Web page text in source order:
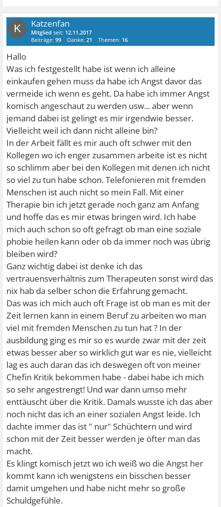
K Katzenfan
Mitglied seit: 12.11.2017
Beiträge:99 Danke:21 Themen: 16
Hallo
Was ich festgestellt habe ist wenn ich alleine
einkaufen gehen muss da habe ich Angst davor das
vermeide ich wenn es geht. Da habe ich immer Angst
komisch angeschaut zu werden usw... aber wenn
jemand dabei ist gelingt es mir irgendwie besser.
Vielleicht weil ich dann nicht alleine bin?
In der Arbeit fällt es mir auch oft schwer mit den
Kollegen wo ich enger zusammen arbeite ist es nicht
so schlimm aber bei den Kollegen mit denen ich nicht
so viel zu tun habe schon. Telefonieren mit fremden
Menschen ist auch nicht so mein Fall. Mit einer
Therapie bin ich jetzt gerade noch ganz am Anfang
und hoffe das es mir etwas bringen wird. Ich habe
mich auch schon so oft gefragt ob man eine soziale
phobie heilen kann oder ob da immer noch was übrig
bleiben wird?
Ganz wichtig dabei ist denke ich das
vertrauensverhältnis zum Therapeuten sonst wird das
nix hab da selber schon die Erfahrung gemacht.
Das was ich mich auch oft Frage ist ob man es mit der
Zeit lernen kann in einem Beruf zu arbeiten wo man
viel mit fremden Menschen zu tun hat ? In der
ausbildung ging es mir so es wurde zwar mit der zeit
etwas besser aber so wirklich gut war es nie, vielleicht
lag es auch daran das ich deswegen oft von meiner
Chefin Kritik bekommen habe - dabei habe ich mich
so sehr angestrengt! Und war dann umso mehr
enttäuscht über die Kritik. Damals wusste ich das aber
noch nicht das ich an einer sozialen Angst leide. Ich
dachte immer das ist " nur" Schüchtern und wird
schon mit der Zeit besser werden je öfter man das
macht.
Es klingt komisch jetzt wo ich weiß wo die Angst her
kommt kann ich wenigstens ein bisschen besser
damit umgehen und habe nicht mehr so große
Schuldgefühle.